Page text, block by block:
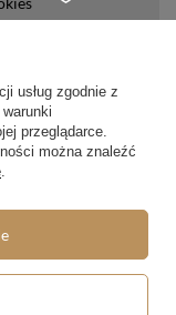
VAT).
usług zgodnie z
przeglądarce.
można znaleźć
.